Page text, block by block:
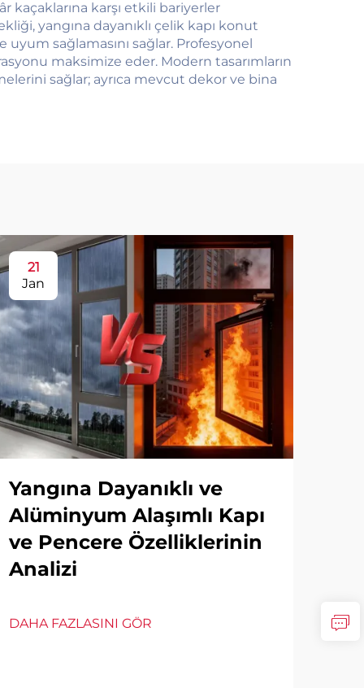
kaçaklarına karşı etkili bariyerler
yangına dayanıklı çelik kapı konut
sağlamasını sağlar. Profesyonel
maksimize eder. Modern tasarımların
sağlar; ayrıca mevcut dekor ve bina
21
Jan
Yangına Dayanıklı ve
Alüminyum Alaşımlı Kapı
ve Pencere Özelliklerinin
Analizi
DAHA FAZLASINI GÖR